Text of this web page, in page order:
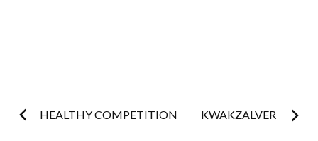
Post
HEALTHY COMPETITION KWAKZALVER